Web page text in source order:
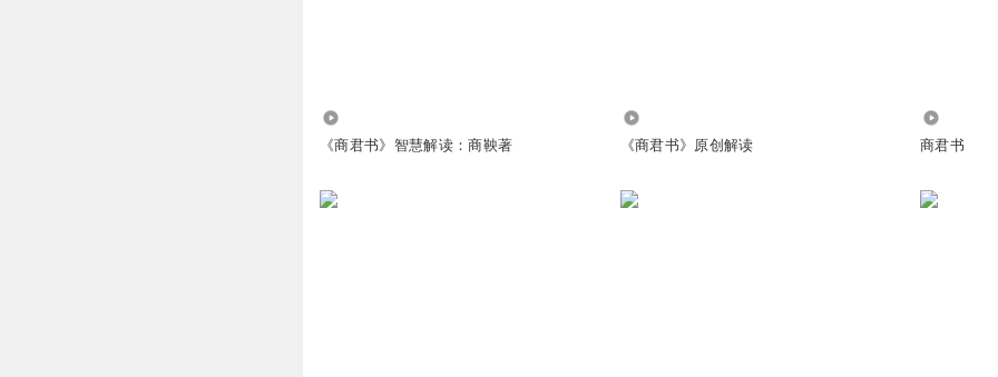
《商君书》智慧解读：商鞅著 《商君书》原创解读 商君书